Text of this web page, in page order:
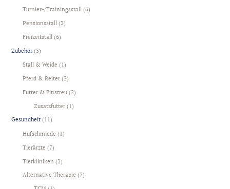
Turnier-/Trainingsstall (6)
Pensionsstall (3)
Freizeitstall (6)
Zubehör (3)
Stall & Weide (1)
Pferd & Reiter (2)
Futter & Einstreu (2)
Zusatzfutter (1)
Gesundheit (11)
Hufschmiede (1)
Tierärzte (7)
Tierkliniken (2)
Alternative Therapie (7)